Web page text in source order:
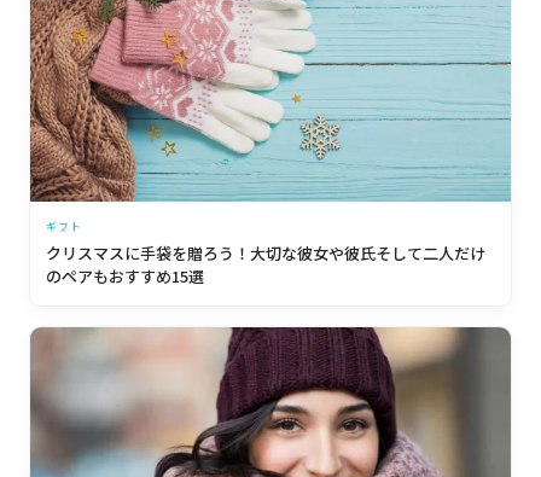
ギフト
クリスマスに手袋を贈ろう！大切な彼女や彼氏そして二人だけ
のペアもおすすめ15選